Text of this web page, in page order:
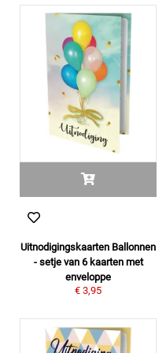
Uitnodigingskaarten Ballonnen
- setje van 6 kaarten met
enveloppe
€ 3,95